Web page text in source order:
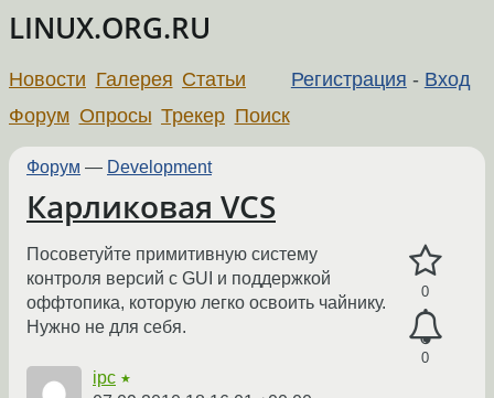
LINUX.ORG.RU
Регистрация - Вход
Новости Галерея Статьи
Форум Опросы Трекер Поиск
Форум — Development
Карликовая VCS
0
0
Посоветуйте примитивную систему
контроля версий с GUI и поддержкой
оффтопика, которую легко освоить чайнику.
Нужно не для себя.
ipc ★